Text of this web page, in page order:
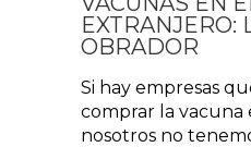
EXTRANJERO:
OBRADOR
Si hay empresas
comprar la vacuna
nosotros no